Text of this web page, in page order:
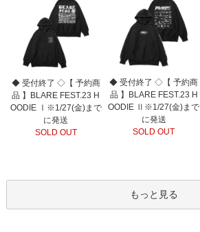
◆ 受付終了 ◇【 予約商
品 】BLARE FEST.23 H
OODIE Ⅰ※1/27(金)まで
に発送
SOLD OUT
◆ 受付終了 ◇【 予約商
品 】BLARE FEST.23 H
OODIE Ⅱ※1/27(金)まで
に発送
SOLD OUT
もっと見る